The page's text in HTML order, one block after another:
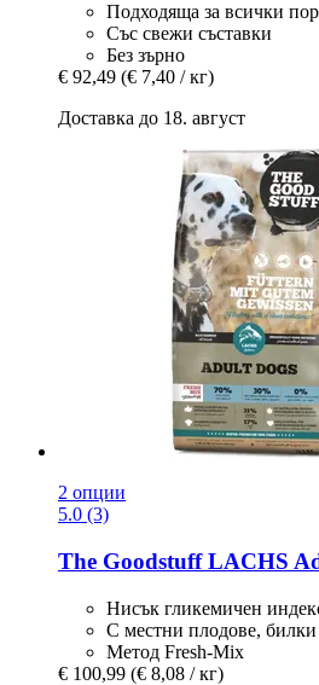
Подходяща за всички
Със свежи съставки
Без зърно
€ 92,49 (€ 7,40 / кг)
Доставка до 18. август
2 опции
5.0 (3)
The GoodstuffLACHS
Нисък гликемичен
С местни плодове, билки
Метод Fresh-Mix
€ 100,99 (€ 8,08 / кг)